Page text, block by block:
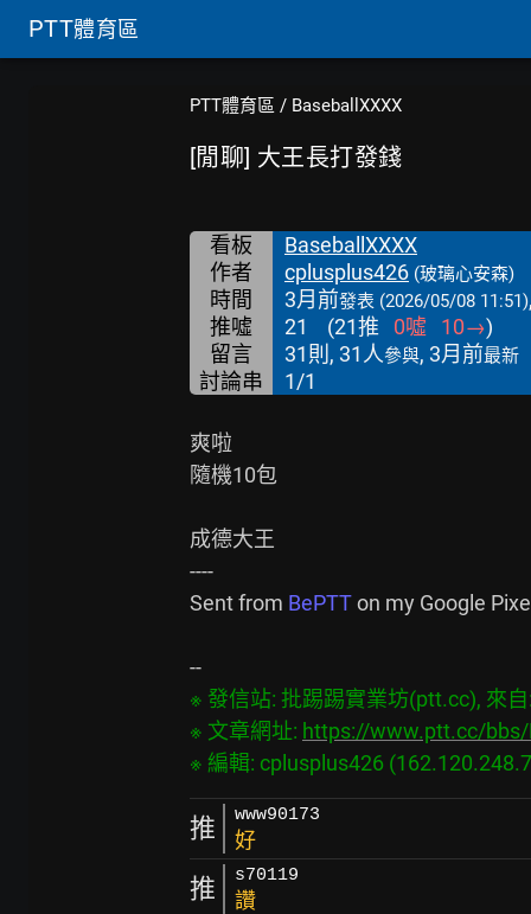
PTT體育區
PTT體育區 / BaseballXXXX
[閒聊] 大王長打發錢
看板
BaseballXXXX
作者
cplusplus426 (玻璃心安森)
時間 3月前發表 (2026/05/08 11:51)
推噓
21 (21推 0噓 10→)
留言
31則, 31人參與, 3月前最新
討論串 1/1
爽啦
隨機10包
成德大王
----
Sent from BePTT on my Google
※ 發信站: 批踢踢實業坊(ptt.cc), 來
※ 文章網址: https://www.ptt.cc/bbs/
推 www90173
好
推 s70119
讚